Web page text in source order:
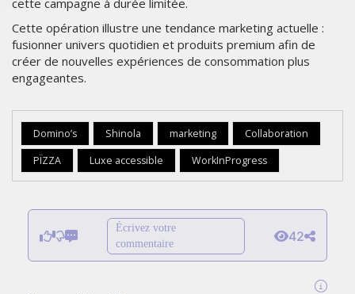
cette campagne à durée limitée.
Cette opération illustre une tendance marketing actuelle :
fusionner univers quotidien et produits premium afin de
créer de nouvelles expériences de consommation plus
engageantes.
Domino’s Shinola marketing
Collaboration
PÏZZA
Luxe accessible WorkInProgress
Écrivez votre
commentaire
42